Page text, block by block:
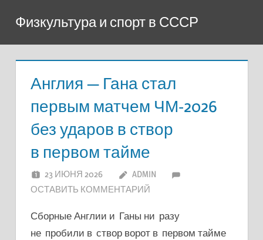
содержимому
Физкультура и спорт в СССР
Англия — Гана стал
первым матчем ЧМ-2026
без ударов в створ
в первом тайме
23 ИЮНЯ 2026
ADMIN
ОСТАВИТЬ КОММЕНТАРИЙ
Сборные Англии и Ганы ни разу
не пробили в створ ворот в первом тайме